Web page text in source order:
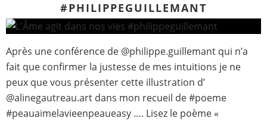
#PHILIPPEGUILLEMANT
Après une conférence de @philippe.guillemant qui n’a
fait que confirmer la justesse de mes intuitions je ne
peux que vous présenter cette illustration d’
@alinegautreau.art dans mon recueil de #poeme
#peauaimelavieenpeaueasy …. Lisez le poème «